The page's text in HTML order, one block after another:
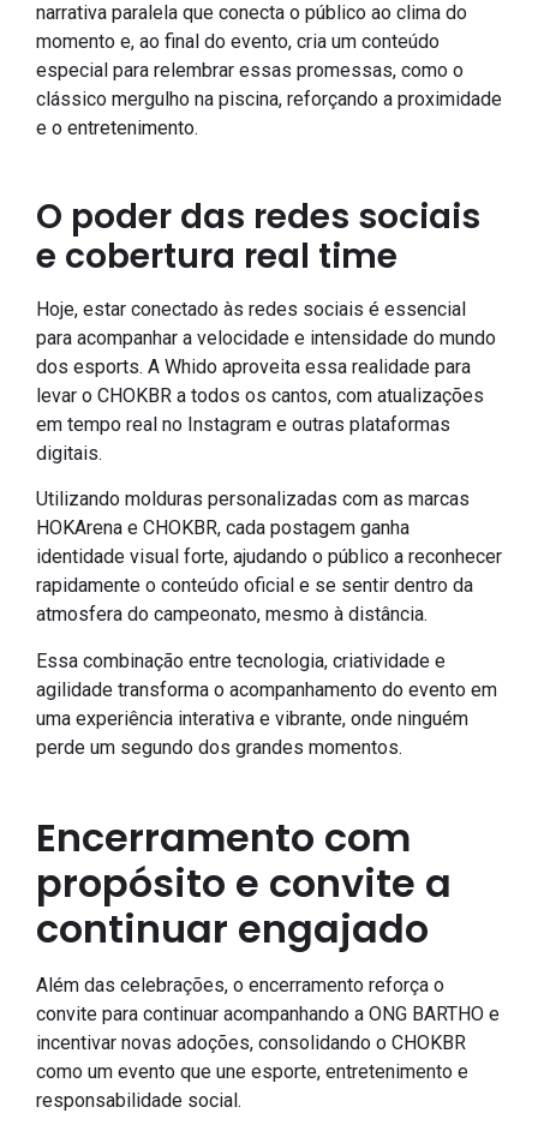
narrativa paralela que conecta o público ao clima do
momento e, ao final do evento, cria um conteúdo
especial para relembrar essas promessas, como o
clássico mergulho na piscina, reforçando a proximidade
e o entretenimento.
O poder das redes sociais
e cobertura real time
Hoje, estar conectado às redes sociais é essencial
para acompanhar a velocidade e intensidade do mundo
dos esports. A Whido aproveita essa realidade para
levar o CHOKBR a todos os cantos, com atualizações
em tempo real no Instagram e outras plataformas
digitais.
Utilizando molduras personalizadas com as marcas
HOKArena e CHOKBR, cada postagem ganha
identidade visual forte, ajudando o público a reconhecer
rapidamente o conteúdo oficial e se sentir dentro da
atmosfera do campeonato, mesmo à distância.
Essa combinação entre tecnologia, criatividade e
agilidade transforma o acompanhamento do evento em
uma experiência interativa e vibrante, onde ninguém
perde um segundo dos grandes momentos.
Encerramento com
propósito e convite a
continuar engajado
Além das celebrações, o encerramento reforça o
convite para continuar acompanhando a ONG BARTHO e
incentivar novas adoções, consolidando o CHOKBR
como um evento que une esporte, entretenimento e
responsabilidade social.